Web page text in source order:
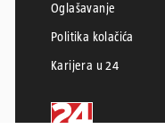
Oglašavanje
Politika kolačića
Karijera u 24